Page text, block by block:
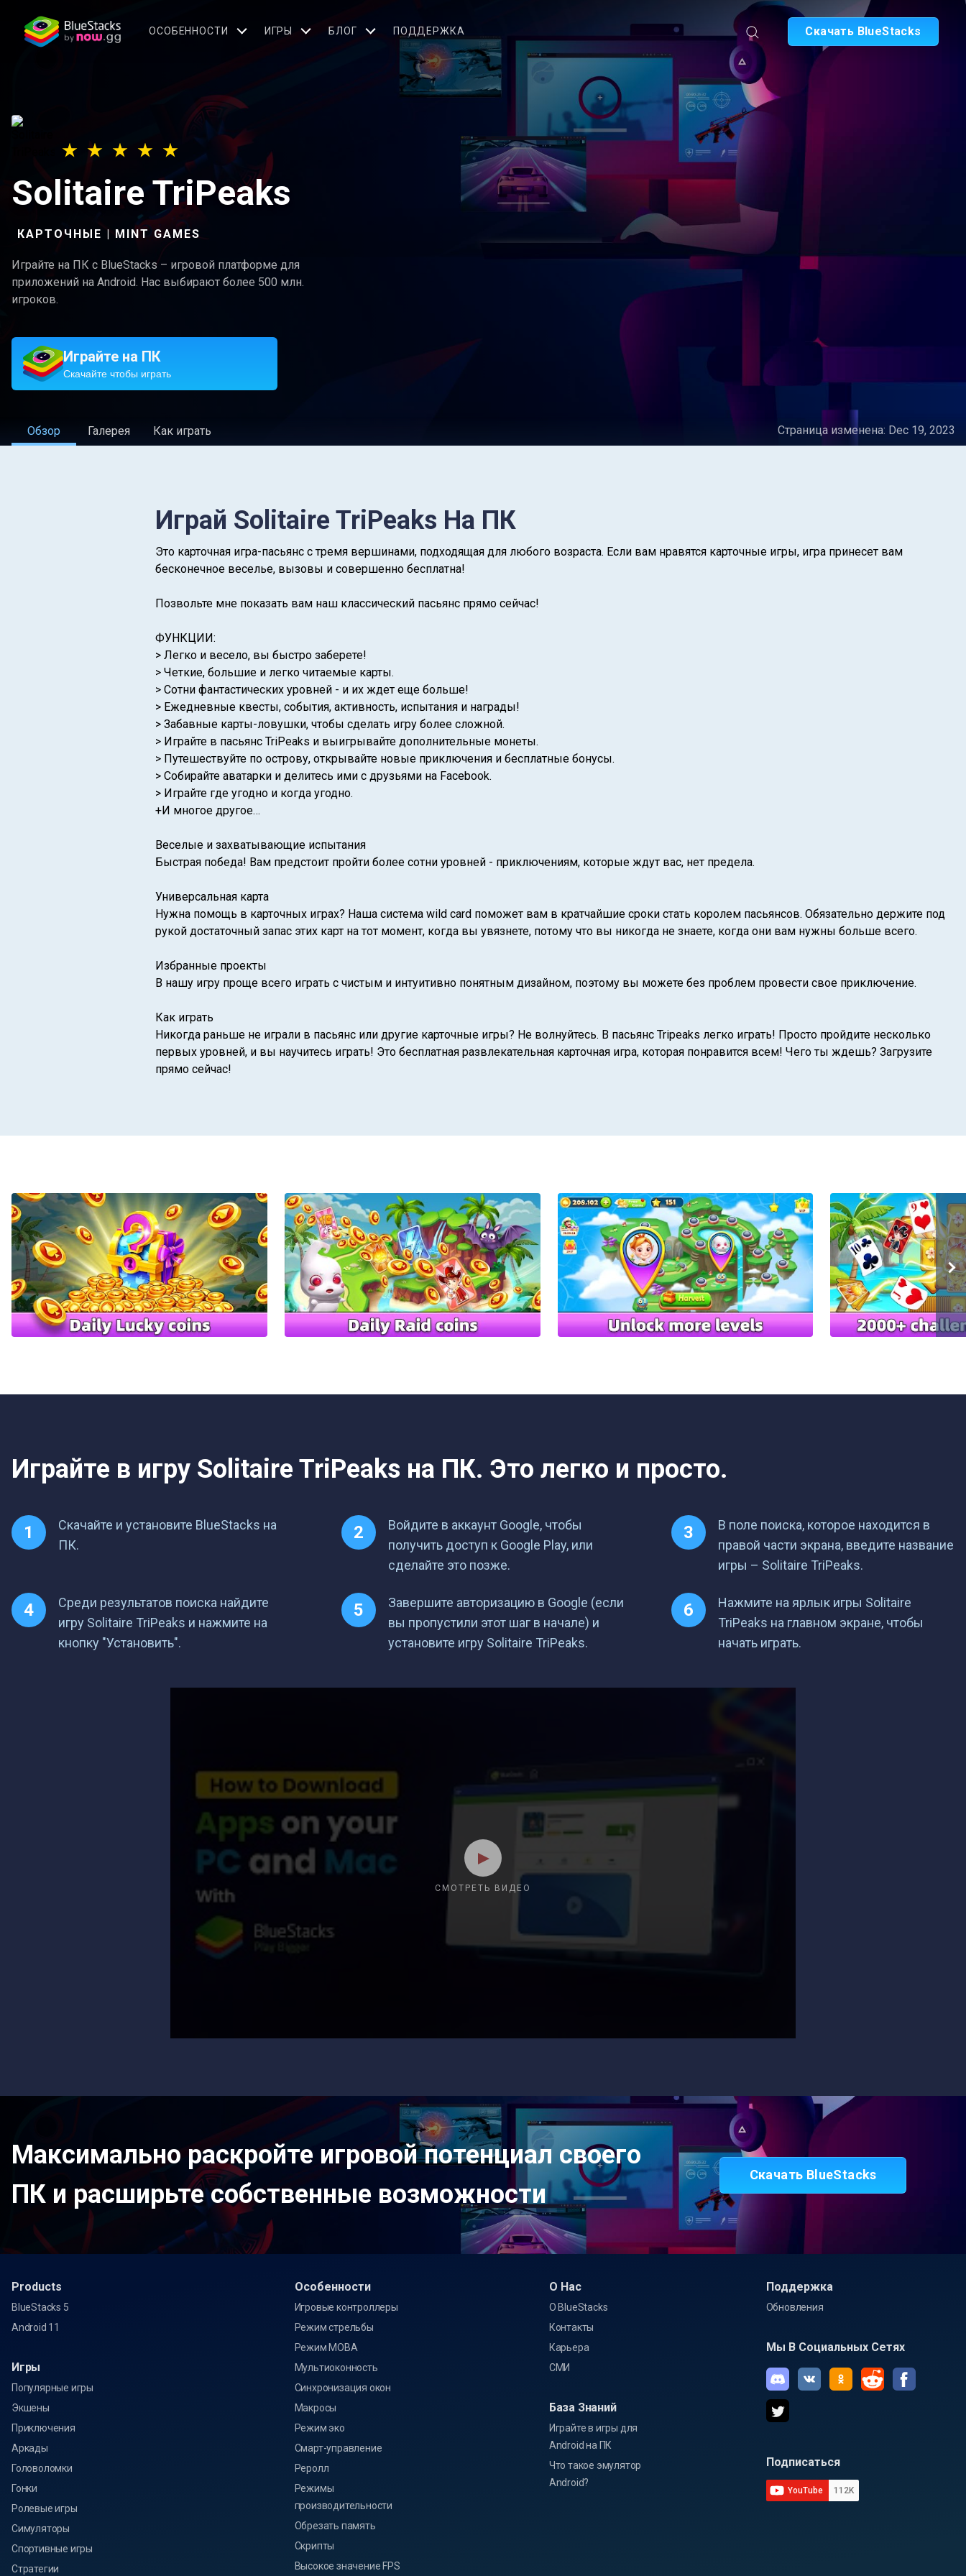
OСОБЕННОСТИ ИГРЫ БЛОГ ПОДДЕРЖКА Скачать BlueStacks
Solitaire TriPeaks
КАРТОЧНЫЕ | MINT GAMES
Играйте на ПК с BlueStacks – игровой платформе для
приложений на Android. Нас выбирают более 500 млн.
игроков.
Играйте на ПК
Скачайте чтобы играть
Обзор Галерея Как играть Страница изменена: Dec 19, 2023
Играй Solitaire TriPeaks На ПК
Это карточная игра-пасьянс с тремя вершинами, подходящая для любого возраста. Если вам нравятся карточные игры, игра принесет вам
бесконечное веселье, вызовы и совершенно бесплатна!
Позвольте мне показать вам наш классический пасьянс прямо сейчас!
ФУНКЦИИ:
> Легко и весело, вы быстро заберете!
> Четкие, большие и легко читаемые карты.
> Сотни фантастических уровней - и их ждет еще больше!
> Ежедневные квесты, события, активность, испытания и награды!
> Забавные карты-ловушки, чтобы сделать игру более сложной.
> Играйте в пасьянс TriPeaks и выигрывайте дополнительные монеты.
> Путешествуйте по острову, открывайте новые приключения и бесплатные бонусы.
> Собирайте аватарки и делитесь ими с друзьями на Facebook.
> Играйте где угодно и когда угодно.
+И многое другое…
Веселые и захватывающие испытания
Быстрая победа! Вам предстоит пройти более сотни уровней - приключениям, которые ждут вас, нет предела.
Универсальная карта
Нужна помощь в карточных играх? Наша система wild card поможет вам в кратчайшие сроки стать королем пасьянсов. Обязательно держите под
рукой достаточный запас этих карт на тот момент, когда вы увязнете, потому что вы никогда не знаете, когда они вам нужны больше всего.
Избранные проекты
В нашу игру проще всего играть с чистым и интуитивно понятным дизайном, поэтому вы можете без проблем провести свое приключение.
Как играть
Никогда раньше не играли в пасьянс или другие карточные игры? Не волнуйтесь. В пасьянс Tripeaks легко играть! Просто пройдите несколько
первых уровней, и вы научитесь играть! Это бесплатная развлекательная карточная игра, которая понравится всем! Чего ты ждешь? Загрузите
прямо сейчас!
Играйте в игру Solitaire TriPeaks на ПК. Это легко и просто.
Скачайте и установите BlueStacks на
ПК.
Войдите в аккаунт Google, чтобы
получить доступ к Google Play, или
сделайте это позже.
В поле поиска, которое находится в
правой части экрана, введите название
игры – Solitaire TriPeaks.
Среди результатов поиска найдите
игру Solitaire TriPeaks и нажмите на
кнопку "Установить".
Завершите авторизацию в Google (если
вы пропустили этот шаг в начале) и
установите игру Solitaire TriPeaks.
Нажмите на ярлык игры Solitaire
TriPeaks на главном экране, чтобы
начать играть.
СМОТРЕТЬ ВИДЕО
Максимально раскройте игровой потенциал своего
ПК и расширьте собственные возможности
Скачать BlueStacks
Products
BlueStacks 5
Android 11
Игры
Популярные игры
Экшены
Приключения
Аркады
Головоломки
Гонки
Ролевые игры
Симуляторы
Спортивные игры
Стратегии
Oсобенности
Игровые контроллеры
Режим стрельбы
Режим MOBA
Мультиоконность
Синхронизация окон
Макросы
Режим эко
Смарт-управление
Реролл
Режимы
производительности
Обрезать память
Скрипты
Высокое значение FPS
О Нас
О BlueStacks
Контакты
Карьера
СМИ
База Знаний
Играйте в игры для
Android на ПК
Что такое эмулятор
Android?
Поддержка
Обновления
Мы В Социальных Сетях
Подписаться
YouTube 112K